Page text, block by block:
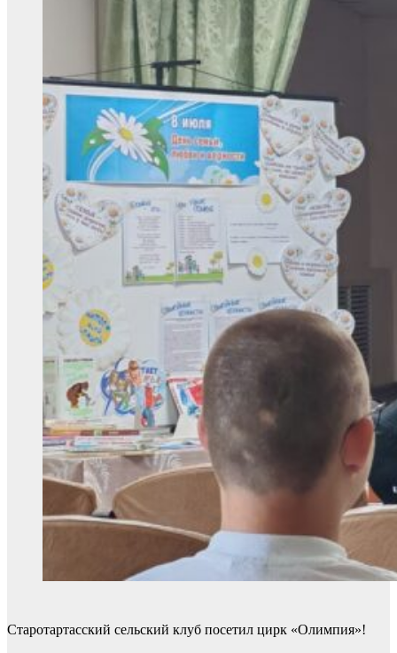
Старотартасский сельский клуб посетил цирк «Олимпия»!